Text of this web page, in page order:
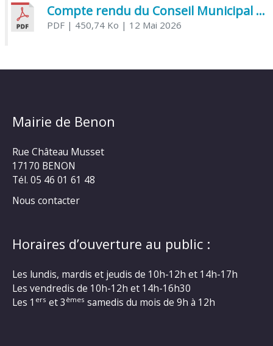
Compte rendu du Conseil Municipal du 06 mai 2026
PDF| 450,74 Ko | 12 Mai 2026
Mairie de Benon
Rue Château Musset
17170 BENON
Tél. 05 46 01 61 48
Nous contacter
Horaires d’ouverture au public :
Les lundis, mardis et jeudis de 10h-12h et 14h-17h
Les vendredis de 10h-12h et 14h-16h30
Les 1 ers et 3 èmes samedis du mois de 9h à 12h